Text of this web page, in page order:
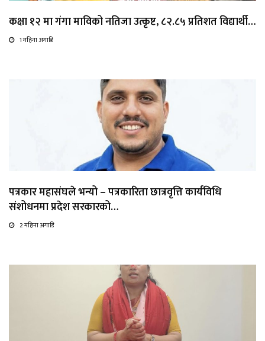
कक्षा १२ मा गंगा माविको नतिजा उत्कृष्ट, ८२.८५ प्रतिशत विद्यार्थी…
1 महिना अगाडि
पत्रकार महासंघले भन्यो – पत्रकारिता छात्रवृत्ति कार्यविधि
संशोधनमा प्रदेश सरकारको…
2 महिना अगाडि